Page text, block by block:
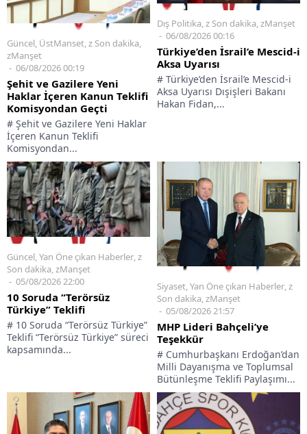
Güncel, ÜstManset,z Son dakika,
zManşet
06/08/2026 00:19
Şehit ve Gazilere Yeni
Haklar İçeren Kanun Teklifi
Komisyondan Geçti
# Şehit ve Gazilere Yeni Haklar
İçeren Kanun Teklifi
Komisyondan...
Dış Politika,z Son dakika,zManşet
06/08/2026 00:16
Türkiye’den İsrail’e Mescid-i
Aksa Uyarısı
# Türkiye’den İsrail’e Mescid-i
Aksa Uyarısı Dışişleri Bakanı
Hakan Fidan,...
Güncel,Yan Öne çıkan Haberler,z
Son dakika,zManşet
05/08/2026 22:00
10 Soruda “Terörsüz
Türkiye” Teklifi
# 10 Soruda “Terörsüz Türkiye”
Teklifi “Terörsüz Türkiye” süreci
kapsamında...
Siyaset,Yan Öne çıkan Haberler,z
Son dakika,zManşet
05/08/2026 21:57
MHP Lideri Bahçeli’ye
Teşekkür
# Cumhurbaşkanı Erdoğan’dan
Milli Dayanışma ve Toplumsal
Bütünleşme Teklifi Paylaşımı...